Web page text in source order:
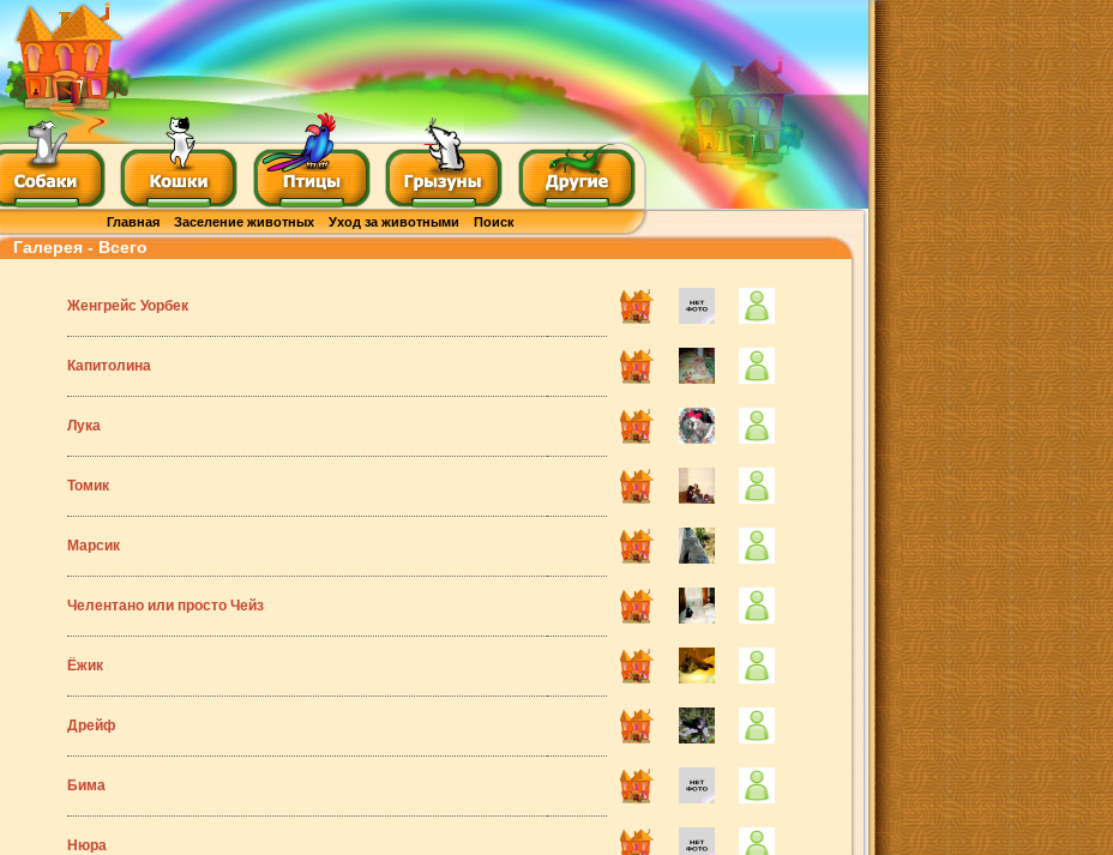
Главная Заселение животных Уход за животными Поиск
Галерея - Всего
Женгрейс Уорбек
Капитолина
Лука
Томик
Марсик
Челентано или просто Чейз
Ёжик
Дрейф
Бима
Нюра